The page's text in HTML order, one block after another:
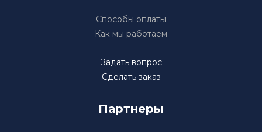
Способы оплаты
Как мы работаем
Задать вопрос
Сделать заказ
Партнеры